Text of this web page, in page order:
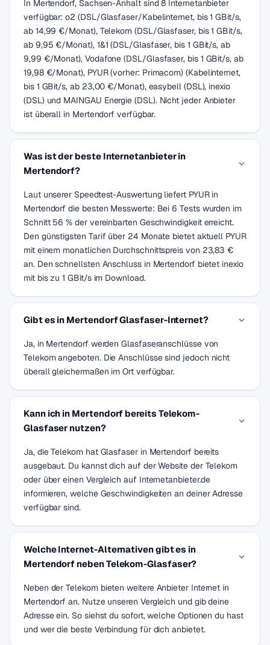
In Mertendorf, Sachsen-Anhalt sind 8 Internetanbieter
verfügbar: o2 (DSL/Glasfaser/Kabelinternet, bis 1 GBit/s,
ab 14,99 €/Monat), Telekom (DSL/Glasfaser, bis 1 GBit/s,
ab 9,95 €/Monat), 1&1 (DSL/Glasfaser, bis 1 GBit/s, ab
9,99 €/Monat), Vodafone (DSL/Glasfaser, bis 1 GBit/s, ab
19,98 €/Monat), PYUR (vorher: Primacom) (Kabelinternet,
bis 1 GBit/s, ab 23,00 €/Monat), easybell (DSL), inexio
(DSL) und MAINGAU Energie (DSL). Nicht jeder Anbieter
ist überall in Mertendorf verfügbar.
Was ist der beste Internetanbieter in
Mertendorf?
Laut unserer Speedtest-Auswertung liefert PYUR in
Mertendorf die besten Messwerte: Bei 6 Tests wurden im
Schnitt 56 % der vereinbarten Geschwindigkeit erreicht.
Den günstigsten Tarif über 24 Monate bietet aktuell PYUR
mit einem monatlichen Durchschnittspreis von 23,83 €
an. Den schnellsten Anschluss in Mertendorf bietet inexio
mit bis zu 1 GBit/s im Download.
Gibt es in Mertendorf Glasfaser-Internet?
Ja, in Mertendorf werden Glasfaseranschlüsse von
Telekom angeboten. Die Anschlüsse sind jedoch nicht
überall gleichermaßen im Ort verfügbar.
Kann ich in Mertendorf bereits Telekom-
Glasfaser nutzen?
Ja, die Telekom hat Glasfaser in Mertendorf bereits
ausgebaut. Du kannst dich auf der Website der Telekom
oder über einen Vergleich auf Internetanbieter.de
informieren, welche Geschwindigkeiten an deiner Adresse
verfügbar sind.
Welche Internet-Alternativen gibt es in
Mertendorf neben Telekom-Glasfaser?
Neben der Telekom bieten weitere Anbieter Internet in
Mertendorf an. Nutze unseren Vergleich und gib deine
Adresse ein. So siehst du sofort, welche Optionen du hast
und wer die beste Verbindung für dich anbietet.